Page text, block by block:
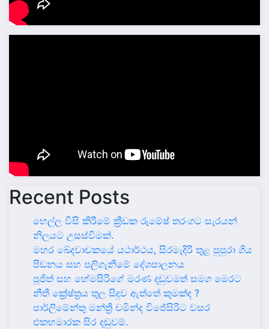
Recent Posts
හෙල්ල විසි කිරීමේ ක්‍රීඩක රුමේෂ් තරංගට සැරයන්
නිලයට උසස්වීමක්.
මහර ඛේදවාචකයේ යථාර්ථය, සිරමැදිරි තුළ පුපුරා ගිය
පීඩනය සහ පලිගැනීමේ දේශපාලනය
පූජිත් සහ හේමසිරිගේ මරණ දඩුවමත් සමග මෙරට
නීතී ක්‍රේෂ්ත්‍රය තුල සිදුව ඇත්තේ කුමක්ද ?
පාර්ලිමේන්තු මන්ත්‍රී චමින්ද විජේසිරිට වසර
එකහමාරක සිර දඬුවම්.